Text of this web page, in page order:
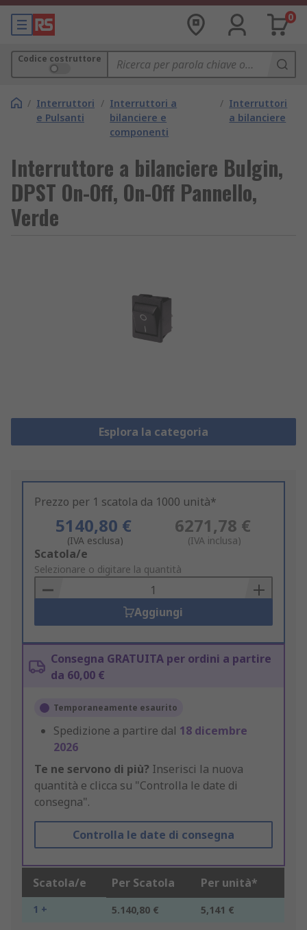
0
Codice costruttore
/ Interruttori
e Pulsanti
/ Interruttori a
bilanciere e
componenti
/ Interruttori
a bilanciere
Interruttore a bilanciere Bulgin,
DPST On-Off, On-Off Pannello,
Verde
Esplora la categoria
Prezzo per 1 scatola da 1000 unità*
5140,80 €
(IVA esclusa)
6271,78 €
(IVA inclusa)
Add
to
Basket
Scatola/e
Selezionare o digitare la quantità
Aggiungi
Consegna GRATUITA per ordini a partire
da 60,00 €
Temporaneamente esaurito
Spedizione a partire dal 18 dicembre
2026
Te ne servono di più? Inserisci la nuova
quantità e clicca su "Controlla le date di
consegna".
Controlla le date di consegna
Scatola/e Per Scatola Per unità*
1 + 5.140,80 € 5,141 €